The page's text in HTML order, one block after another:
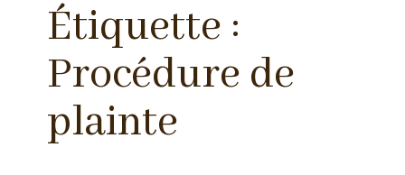
Étiquette :
Procédure de
plainte